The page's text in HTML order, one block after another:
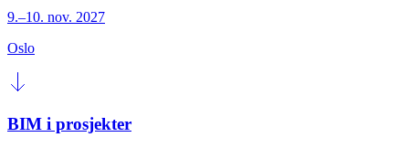
9.–10. nov. 2027
Oslo
BIM i prosjekter